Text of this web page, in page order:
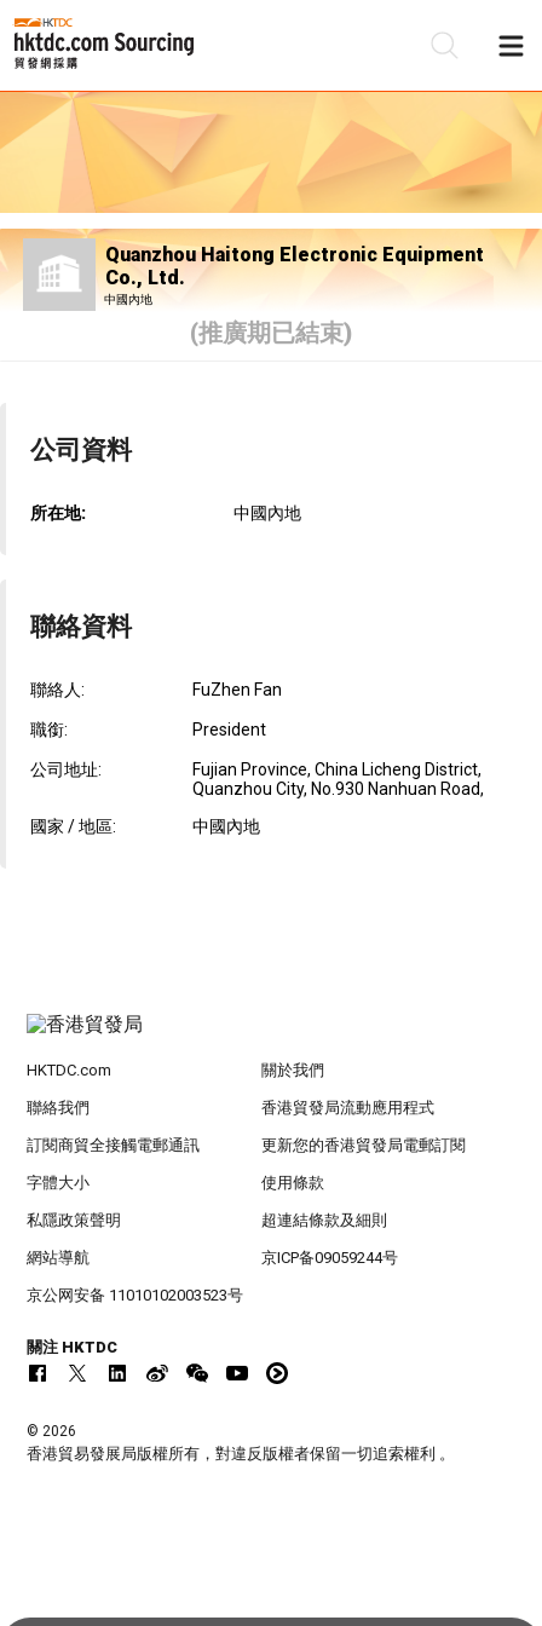
Quanzhou Haitong Electronic Equipment
Co., Ltd.
中國內地
(推廣期已結束)
公司資料
所在地: 中國內地
聯絡資料
聯絡人: FuZhen Fan
職銜: President
公司地址:
Fujian Province, China Licheng District,
Quanzhou City, No.930 Nanhuan Road,
國家 / 地區:
中國內地
HKTDC.com 關於我們
聯絡我們 香港貿發局流動應用程式
訂閱商貿全接觸電郵通訊 更新您的香港貿發局電郵訂閱
字體大小 使用條款
私隱政策聲明 超連結條款及細則
網站導航 京ICP备09059244号
京公网安备 11010102003523号
關注 HKTDC
© 2026
香港貿易發展局版權所有，對違反版權者保留一切追索權利 。